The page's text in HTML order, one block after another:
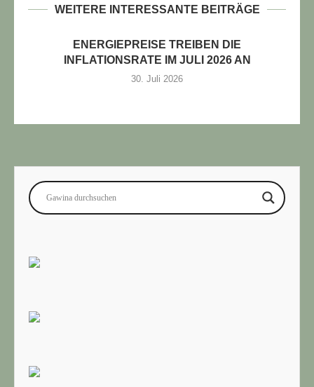
WEITERE INTERESSANTE BEITRÄGE
ENERGIEPREISE TREIBEN DIE
INFLATIONSRATE IM JULI 2026 AN
30. Juli 2026